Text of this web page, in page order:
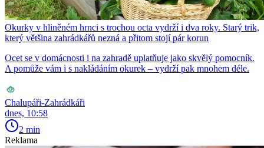
Okurky v hliněném hrnci s trochou octa vydrží i dva roky. Starý trik,
který většina zahrádkářů nezná a přitom stojí pár korun
Ocet se v domácnosti i na zahradě uplatňuje jako skvělý pomocník.
A pomůže vám i s nakládáním okurek – vydrží pak mnohem déle.
Chalupáři-Zahrádkáři
dnes, 10:58
2 min
Reklama